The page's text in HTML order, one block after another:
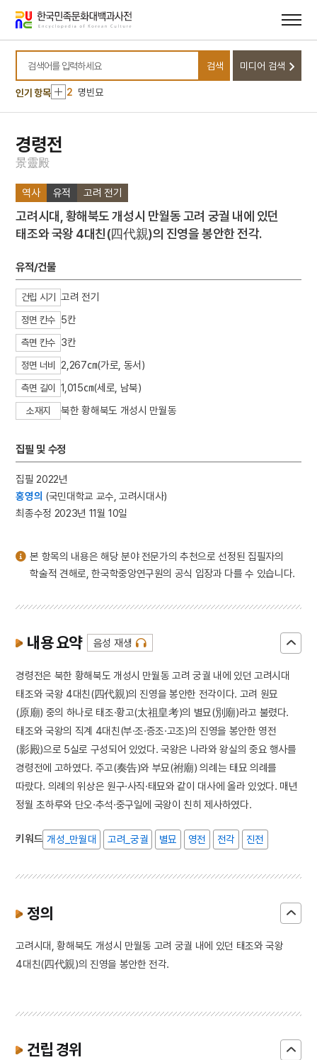
바로가기
바로가기
검색어를 입력하세요
검색 미디어 검색
인기 항목
10 동명왕편
1 금성대군
2 명빈묘
3 일제강점기
7
3·1독립선언서
8 김문기
9
김소월
1 금성대군
명빈묘
3
4
5 장안사
6 설악산 오세암
7 3·1독립선언서
10
경령전
景靈殿
역사 유적 고려 전기
고려시대, 황해북도 개성시 만월동 고려 궁궐 내에 있던
태조와 국왕 4대친(四代親)의 진영을 봉안한 전각.
유적/건물
건립 시기 고려 전기
정면 칸수 5칸
측면 칸수 3칸
정면 너비 2,267㎝(가로, 동서)
측면 길이 1,015㎝(세로, 남북)
소재지 북한 황해북도 개성시 만월동
집필 및 수정
집필 2022년
홍영의 (국민대학교 교수, 고려시대사)
최종수정 2023년 11월 10일
본 항목의 내용은 해당 분야 전문가의 추천으로 선정된 집필자의
학술적 견해로, 한국학중앙연구원의 공식 입장과 다를 수 있습니다.
내용 요약 음성 재생
경령전은 북한 황해북도 개성시 만월동 고려 궁궐 내에 있던 고려시대
태조와 국왕 4대친(四代親)의 진영을 봉안한 전각이다. 고려 원묘
(原廟) 중의 하나로 태조·황고(太祖皇考)의 별묘(別廟)라고 불렸다.
태조와 국왕의 직계 4대친(부·조·증조·고조)의 진영을 봉안한 영전
(影殿)으로 5실로 구성되어 있었다. 국왕은 나라와 왕실의 중요 행사를
경령전에 고하였다. 주고(奏告)와 부묘(祔廟) 의례는 태묘 의례를
따랐다. 의례의 위상은 원구·사직·태묘와 같이 대사에 올라 있었다. 매년
정월 초하루와 단오·추석·중구일에 국왕이 친히 제사하였다.
키워드 개성_만월대 고려_궁궐 별묘 영전 전각 진전
정의
고려시대, 황해북도 개성시 만월동 고려 궁궐 내에 있던 태조와 국왕
4대친(四代親)의 진영을 봉안한 전각.
건립 경위